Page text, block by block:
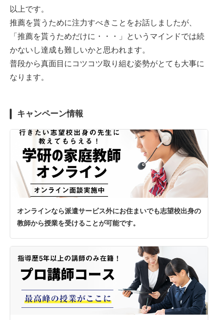
以上です。
推薦を貰うために注力すべきことをお話しましたが、
「推薦を貰うためだけに・・・」というマインドでは続
かないし達成も難しいかと思われます。
普段から真面目にコツコツ取り組む姿勢がとても大事に
なります。
キャンペーン情報
オンラインなら派遣サービス外にお住まいでも志望校出身の
教師から授業を受けることが可能です。